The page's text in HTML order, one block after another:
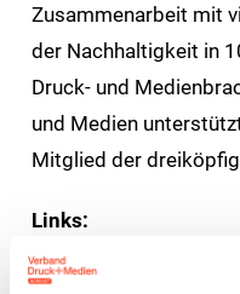
Zusammenarbeit mit
der Nachhaltigkeit in
Druck- und
und Medien
Mitglied der
Links:
Informationen zum